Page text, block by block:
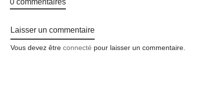
0 commentaires
Laisser un commentaire
Vous devez être connecté pour laisser un commentaire.